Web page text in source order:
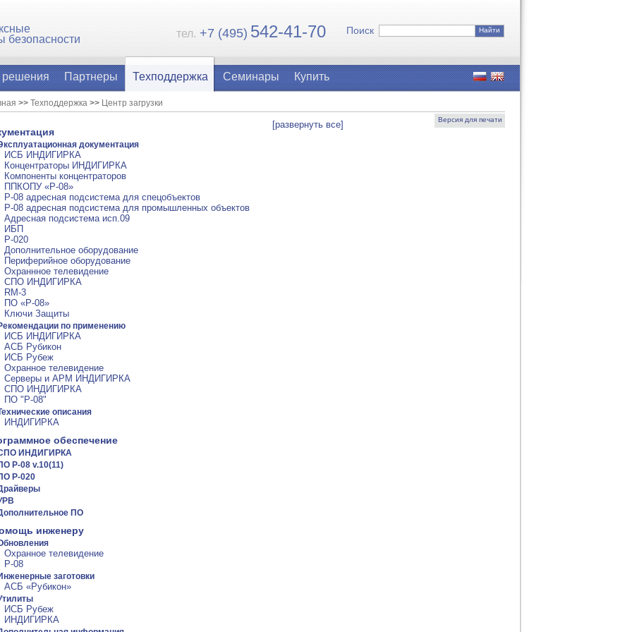
безопасности
тел. +7 (495) 542-41-70 Поиск Найти
Партнеры Техподдержка Семинары Купить
>> Техподдержка >> Центр загрузки
Версия для печати
[развернуть все]
документация
ИСБ ИНДИГИРКА
Концентраторы ИНДИГИРКА
Компоненты концентраторов
ППКОПУ «Р-08»
Р-08 адресная подсистема для спецобъектов
Р-08 адресная подсистема для промышленных объектов
Адресная подсистема исп.09
ИБП
Р-020
Дополнительное оборудование
Периферийное оборудование
Охраннное телевидение
СПО ИНДИГИРКА
RM-3
ПО ­«Р-08»
Ключи Защиты
по применению
ИСБ ИНДИГИРКА
АСБ Рубикон
ИСБ Рубеж
Охранное телевидение
Серверы и АРМ ИНДИГИРКА
СПО ИНДИГИРКА
ПО "Р-08"
описания
ИНДИГИРКА
обеспечение
ИНДИГИРКА
Р-08 v.10(11)
Р-020
ПО
инженеру
Охранное телевидение
Р-08
заготовки
АСБ «Рубикон»
ИСБ Рубеж
ИНДИГИРКА